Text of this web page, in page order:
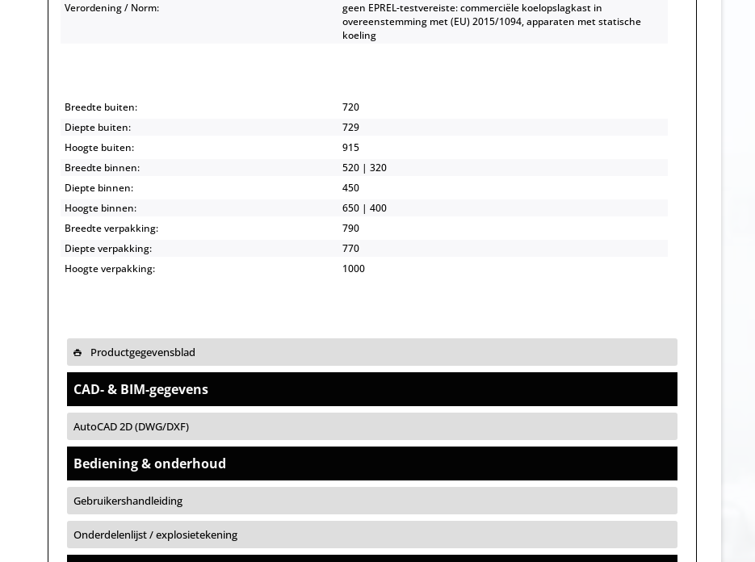
Verordening / Norm:
geen EPREL-testvereiste: commerciële koelopslagkast in
overeenstemming met (EU) 2015/1094, apparaten met statische
koeling
Breedte buiten:
720
Diepte buiten:
729
Hoogte buiten:
915
Breedte binnen:
520 | 320
Diepte binnen:
450
Hoogte binnen:
650 | 400
Breedte verpakking:
790
Diepte verpakking:
770
Hoogte verpakking:
1000
Productgegevensblad
CAD- & BIM-gegevens
AutoCAD 2D (DWG/DXF)
Bediening & onderhoud
Gebruikershandleiding
Onderdelenlijst / explosietekening